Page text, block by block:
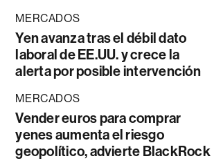
MERCADOS
Yen avanza tras el débil dato
laboral de EE.UU. y crece la
alerta por posible intervención
MERCADOS
Vender euros para comprar
yenes aumenta el riesgo
geopolítico, advierte BlackRock